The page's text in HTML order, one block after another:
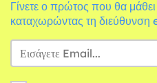
Γίνετε ο πρώτος που θα
καταχωρώντας τη διεύθυνση